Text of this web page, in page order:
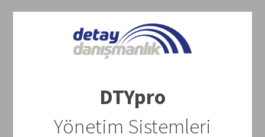
DTYpro
Yönetim Sistemleri